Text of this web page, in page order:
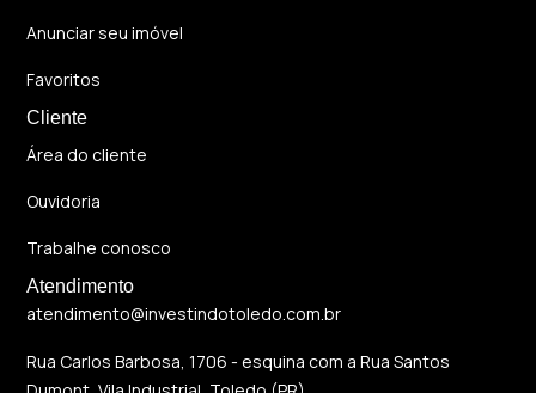
Anunciar seu imóvel
Favoritos
Cliente
Área do cliente
Ouvidoria
Trabalhe conosco
Atendimento
atendimento@investindotoledo.com.br
Rua Carlos Barbosa, 1706 - esquina com a Rua Santos